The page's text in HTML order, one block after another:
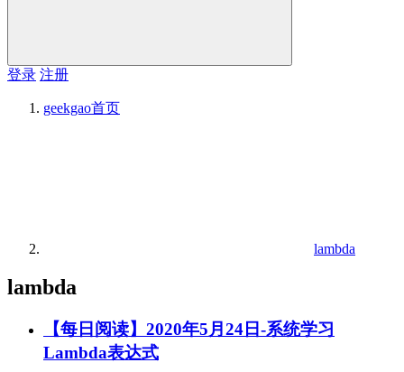
登录 注册
geekgao首页
lambda
lambda
【每日阅读】2020年5月24日-系统学习
Lambda表达式